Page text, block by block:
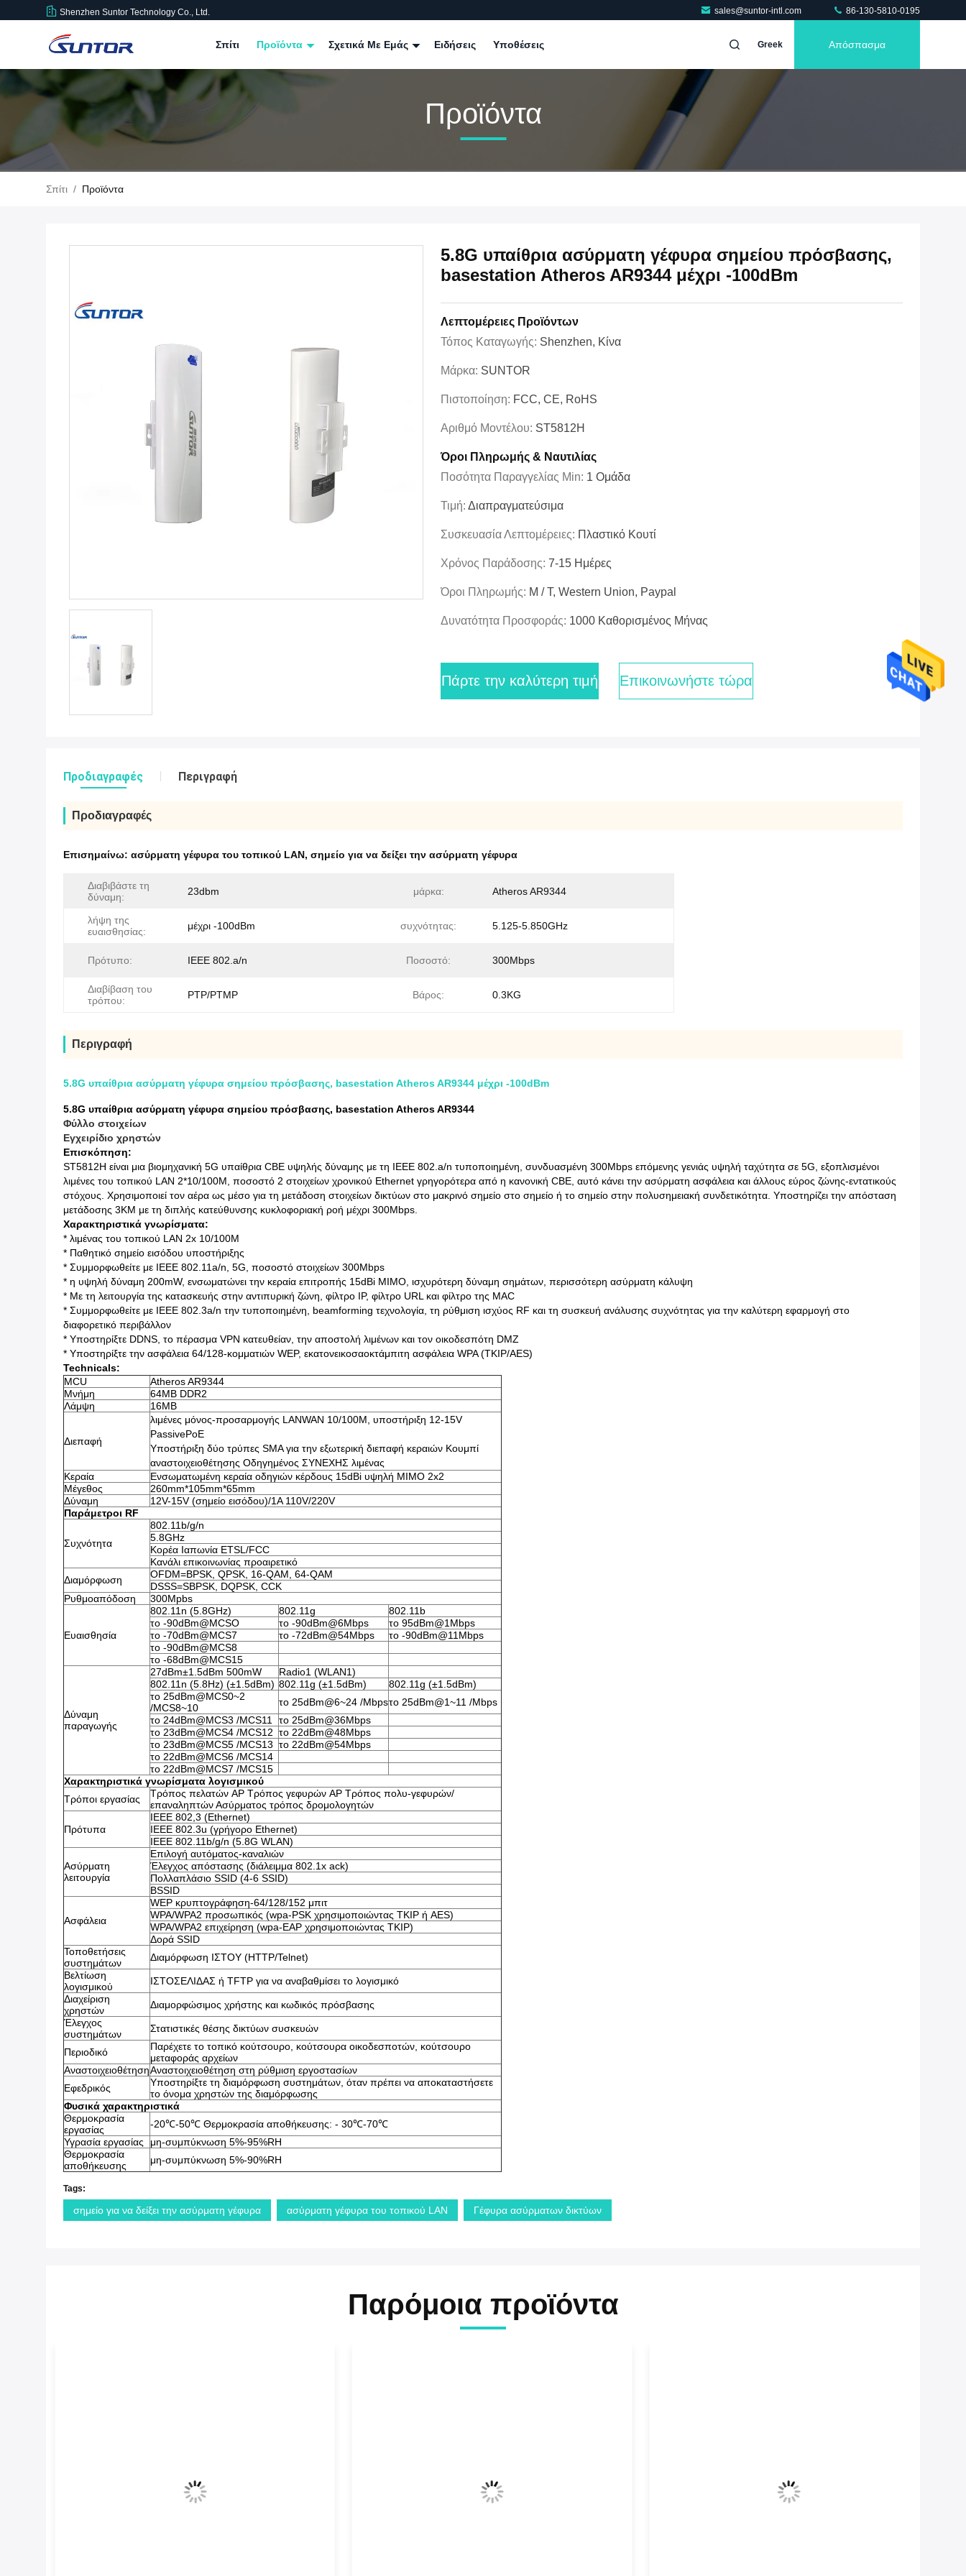
Shenzhen Suntor Technology Co., Ltd. sales@suntor-intl.com 86-130-5810-0195
Σπίτι Προϊόντα Σχετικά Με Εμάς Ειδήσεις Υποθέσεις Greek Απόσπασμα
Προϊόντα
Σπίτι / Προϊόντα
5.8G υπαίθρια ασύρματη γέφυρα σημείου πρόσβασης,
basestation Atheros AR9344 μέχρι -100dBm
Λεπτομέρειες Προϊόντων
Τόπος Καταγωγής: Shenzhen, Κίνα
Μάρκα: SUNTOR
Πιστοποίηση: FCC, CE, RoHS
Αριθμό Μοντέλου: ST5812H
Όροι Πληρωμής & Ναυτιλίας
Ποσότητα Παραγγελίας Min: 1 Ομάδα
Τιμή: Διαπραγματεύσιμα
Συσκευασία Λεπτομέρειες: Πλαστικό Κουτί
Χρόνος Παράδοσης: 7-15 Ημέρες
Όροι Πληρωμής: Μ / Τ, Western Union, Paypal
Δυνατότητα Προσφοράς: 1000 Καθορισμένος Μήνας
Πάρτε την καλύτερη τιμή Επικοινωνήστε τώρα
Προδιαγραφές Περιγραφή
Προδιαγραφές
Επισημαίνω: ασύρματη γέφυρα του τοπικού LAN, σημείο για να δείξει την ασύρματη γέφυρα
Διαβιβάστε τη
δύναμη:
23dbm μάρκα: Atheros AR9344
λήψη της
ευαισθησίας:
μέχρι -100dBm συχνότητας: 5.125-5.850GHz
Πρότυπο: IEEE 802.a/n Ποσοστό: 300Mbps
Διαβίβαση του
τρόπου:
PTP/PTMP Βάρος: 0.3KG
Περιγραφή
5.8G υπαίθρια ασύρματη γέφυρα σημείου πρόσβασης, basestation Atheros AR9344 μέχρι -100dBm
5.8G υπαίθρια ασύρματη γέφυρα σημείου πρόσβασης, basestation Atheros AR9344
Φύλλο στοιχείων
Εγχειρίδιο χρηστών
Επισκόπηση:
ST5812H είναι μια βιομηχανική 5G υπαίθρια CBE υψηλής δύναμης με τη IEEE 802.a/n τυποποιημένη, συνδυασμένη 300Mbps επόμενης γενιάς υψηλή ταχύτητα σε 5G, εξοπλισμένοι
λιμένες του τοπικού LAN 2*10/100M, ποσοστό 2 στοιχείων χρονικού Ethernet γρηγορότερα από η κανονική CBE, αυτό κάνει την ασύρματη ασφάλεια και άλλους εύρος ζώνης-εντατικούς
στόχους. Χρησιμοποιεί τον αέρα ως μέσο για τη μετάδοση στοιχείων δικτύων στο μακρινό σημείο στο σημείο ή το σημείο στην πολυσημειακή συνδετικότητα. Υποστηρίζει την απόσταση
μετάδοσης 3KM με τη διπλής κατεύθυνσης κυκλοφοριακή ροή μέχρι 300Mbps.
Χαρακτηριστικά γνωρίσματα:
* λιμένας του τοπικού LAN 2x 10/100M
* Παθητικό σημείο εισόδου υποστήριξης
* Συμμορφωθείτε με IEEE 802.11a/n, 5G, ποσοστό στοιχείων 300Mbps
* η υψηλή δύναμη 200mW, ενσωματώνει την κεραία επιτροπής 15dBi MIMO, ισχυρότερη δύναμη σημάτων, περισσότερη ασύρματη κάλυψη
* Με τη λειτουργία της κατασκευής στην αντιπυρική ζώνη, φίλτρο IP, φίλτρο URL και φίλτρο της MAC
* Συμμορφωθείτε με IEEE 802.3a/n την τυποποιημένη, beamforming τεχνολογία, τη ρύθμιση ισχύος RF και τη συσκευή ανάλυσης συχνότητας για την καλύτερη εφαρμογή στο
διαφορετικό περιβάλλον
* Υποστηρίξτε DDNS, το πέρασμα VPN κατευθείαν, την αποστολή λιμένων και τον οικοδεσπότη DMZ
* Υποστηρίξτε την ασφάλεια 64/128-κομματιών WEP, εκατονεικοσαοκτάμπιτη ασφάλεια WPA (TKIP/AES)
Technicals:
MCU
Atheros AR9344
Μνήμη
64MB DDR2
Λάμψη
16MB
Διεπαφή
λιμένες μόνος-προσαρμογής LANWAN 10/100M, υποστήριξη 12-15V
PassivePoE
Υποστήριξη δύο τρύπες SMA για την εξωτερική διεπαφή κεραιών Κουμπί
αναστοιχειοθέτησης Οδηγημένος ΣΥΝΕΧΗΣ λιμένας
Κεραία
Ενσωματωμένη κεραία οδηγιών κέρδους 15dBi υψηλή MIMO 2x2
Μέγεθος
260mm*105mm*65mm
Δύναμη
12V-15V (σημείο εισόδου)/1A 110V/220V
Παράμετροι RF
Συχνότητα
802.11b/g/n
5.8GHz
Κορέα Ιαπωνία ETSL/FCC
Κανάλι επικοινωνίας προαιρετικό
Διαμόρφωση
OFDM=BPSK, QPSK, 16-QAM, 64-QAM
DSSS=SBPSK, DQPSK, CCK
Ρυθμοαπόδοση
300Mpbs
Ευαισθησία
802.11n (5.8GHz) 802.11g
802.11b
το -90dBm@MCSO
το -90dBm@6Mbps
το 95dBm@1Mbps
το -70dBm@MCS7
το -72dBm@54Mbps
το -90dBm@11Mbps
το -90dBm@MCS8
το -68dBm@MCS15
Δύναμη
παραγωγής
27dBm±1.5dBm 500mW
Radio1 (WLAN1)
802.11n (5.8Hz) (±1.5dBm) 802.11g (±1.5dBm)
802.11g (±1.5dBm)
το 25dBm@MCS0~2
/MCS8~10
το 25dBm@6~24 /Mbpsτο 25dBm@1~11 /Mbps
το 24dBm@MCS3 /MCS11
το 25dBm@36Mbps
το 23dBm@MCS4 /MCS12 το 22dBm@48Mbps
το 23dBm@MCS5 /MCS13 το 22dBm@54Mbps
το 22dBm@MCS6 /MCS14
το 22dBm@MCS7 /MCS15
Χαρακτηριστικά γνωρίσματα λογισμικού
Τρόποι εργασίας
Τρόπος πελατών AP Τρόπος γεφυρών AP Τρόπος πολυ-γεφυρών/
επαναληπτών Ασύρματος τρόπος δρομολογητών
Πρότυπα
IEEE 802,3 (Ethernet)
IEEE 802.3u (γρήγορο Ethernet)
IEEE 802.11b/g/n (5.8G WLAN)
Ασύρματη
λειτουργία
Επιλογή αυτόματος-καναλιών
Έλεγχος απόστασης (διάλειμμα 802.1x ack)
Πολλαπλάσιο SSID (4-6 SSID)
BSSID
Ασφάλεια
WEP κρυπτογράφηση-64/128/152 μπιτ
WPA/WPA2 προσωπικός (wpa-PSK χρησιμοποιώντας TKIP ή AES)
WPA/WPA2 επιχείρηση (wpa-EAP χρησιμοποιώντας TKIP)
Δορά SSID
Τοποθετήσεις
συστημάτων
Διαμόρφωση ΙΣΤΟΥ (HTTP/Telnet)
Βελτίωση
λογισμικού
ΙΣΤΟΣΕΛΙΔΑΣ ή TFTP για να αναβαθμίσει το λογισμικό
Διαχείριση
χρηστών
Διαμορφώσιμος χρήστης και κωδικός πρόσβασης
Έλεγχος
συστημάτων
Στατιστικές θέσης δικτύων συσκευών
Περιοδικό
Παρέχετε το τοπικό κούτσουρο, κούτσουρα οικοδεσποτών, κούτσουρο
μεταφοράς αρχείων
ΑναστοιχειοθέτησηΑναστοιχειοθέτηση στη ρύθμιση εργοστασίων
Εφεδρικός
Υποστηρίξτε τη διαμόρφωση συστημάτων, όταν πρέπει να αποκαταστήσετε
το όνομα χρηστών της διαμόρφωσης
Φυσικά χαρακτηριστικά
Θερμοκρασία
εργασίας
-20℃-50℃ Θερμοκρασία αποθήκευσης: - 30℃-70℃
Υγρασία εργασίας
μη-συμπύκνωση 5%-95%RH
Θερμοκρασία
αποθήκευσης
μη-συμπύκνωση 5%-90%RH
Tags:
σημείο για να δείξει την ασύρματη γέφυρα ασύρματη γέφυρα του τοπικού LAN Γέφυρα ασύρματων δικτύων
Παρόμοια προϊόντα